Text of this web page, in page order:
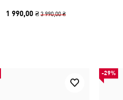
1 990,00 ₴ 3 990,00 ₴
-29%